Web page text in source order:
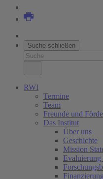
Suche schließen
RWI
Termine
Team
Freunde und
Das Institut
Über uns
Geschichte
Mission
Evaluierung
Finanzierung